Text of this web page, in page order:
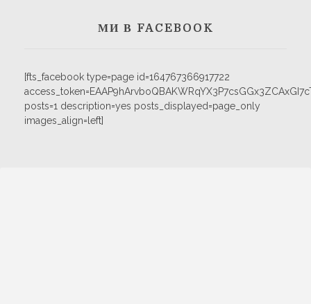
МИ В FACEBOOK
[fts_facebook type=page id=164767366917722
posts=1 description=yes posts_displayed=page_only
images_align=left]